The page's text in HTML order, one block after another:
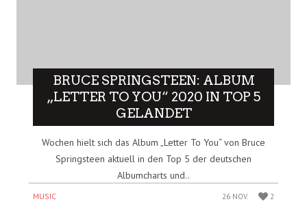
BRUCE SPRINGSTEEN: ALBUM
„LETTER TO YOU“ 2020 IN TOP 5
GELANDET
Wochen hielt sich das Album „Letter To You“ von Bruce
Springsteen aktuell in den Top 5 der deutschen
Albumcharts und..
MUSIC 26 NOV. 2